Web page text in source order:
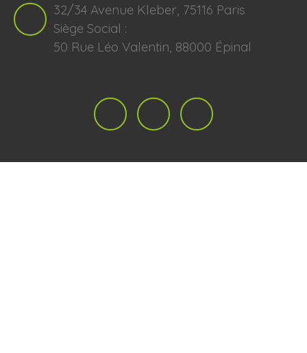
32/34 Avenue Kleber, 75116 Paris
Siège Social :
50 Rue Léo Valentin, 88000 Épinal